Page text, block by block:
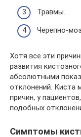
Травмы.
Черепно-
Хотя все эти
развития
абсолютными
отклонений. Киста
причин, у
подобных
Симптомы